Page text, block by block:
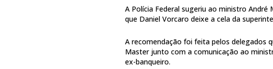
A Polícia Federal sugeriu ao ministro André
que Daniel Vorcaro deixe a cela da
A recomendação foi feita pelos delegados
Master junto com a comunicação ao
ex-banqueiro.